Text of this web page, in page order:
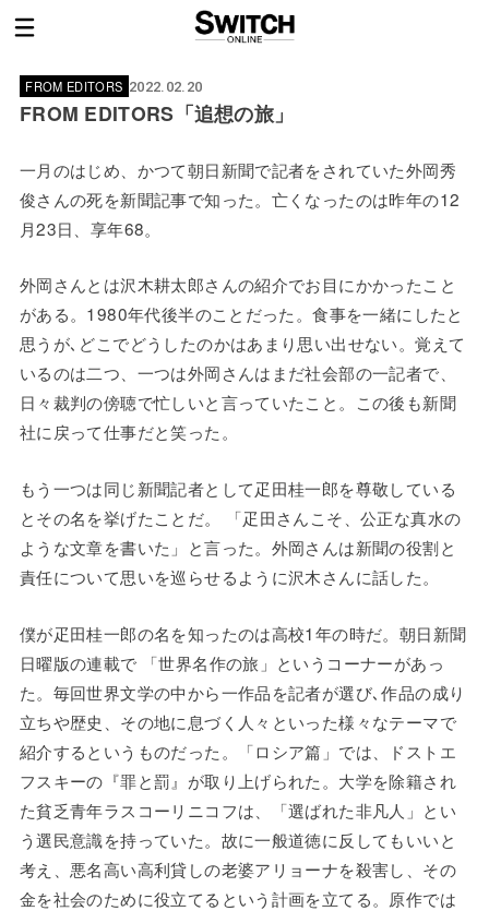
FROM EDITORS 2022.02.20
FROM EDITORS「追想の旅」
一月のはじめ、かつて朝日新聞で記者をされていた外岡秀
俊さんの死を新聞記事で知った。亡くなったのは昨年の12
月23日、享年68。
外岡さんとは沢木耕太郎さんの紹介でお目にかかったこと
がある。1980年代後半のことだった。食事を一緒にしたと
思うが､どこでどうしたのかはあまり思い出せない。覚えて
いるのは二つ、一つは外岡さんはまだ社会部の一記者で、
日々裁判の傍聴で忙しいと言っていたこと。この後も新聞
社に戻って仕事だと笑った。
もう一つは同じ新聞記者として疋田桂一郎を尊敬している
とその名を挙げたことだ。 「疋田さんこそ、公正な真水の
ような文章を書いた」と言った。外岡さんは新聞の役割と
責任について思いを巡らせるように沢木さんに話した。
僕が疋田桂一郎の名を知ったのは高校1年の時だ。朝日新聞
日曜版の連載で 「世界名作の旅」というコーナーがあっ
た。毎回世界文学の中から一作品を記者が選び､作品の成り
立ちや歴史、その地に息づく人々といった様々なテーマで
紹介するというものだった。「ロシア篇」では、ドストエ
フスキーの『罪と罰』が取り上げられた。大学を除籍され
た貧乏青年ラスコーリニコフは、「選ばれた非凡人」とい
う選民意識を持っていた。故に一般道徳に反してもいいと
考え、悪名高い高利貸しの老婆アリョーナを殺害し、その
金を社会のために役立てるという計画を立てる。原作では